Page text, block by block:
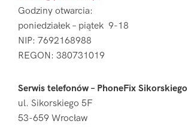
Godziny otwarcia:
poniedziałek – piątek 9-18
NIP: 7692168988
REGON: 380731019
Serwis telefonów – PhoneFix Sikorskiego
ul. Sikorskiego 5F
53-659 Wrocław